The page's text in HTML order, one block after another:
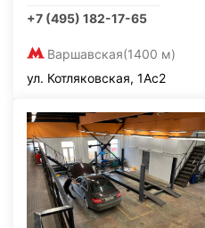
+7 (495) 182-17-65
Варшавская(1400 м)
ул. Котляковская, 1Ас2